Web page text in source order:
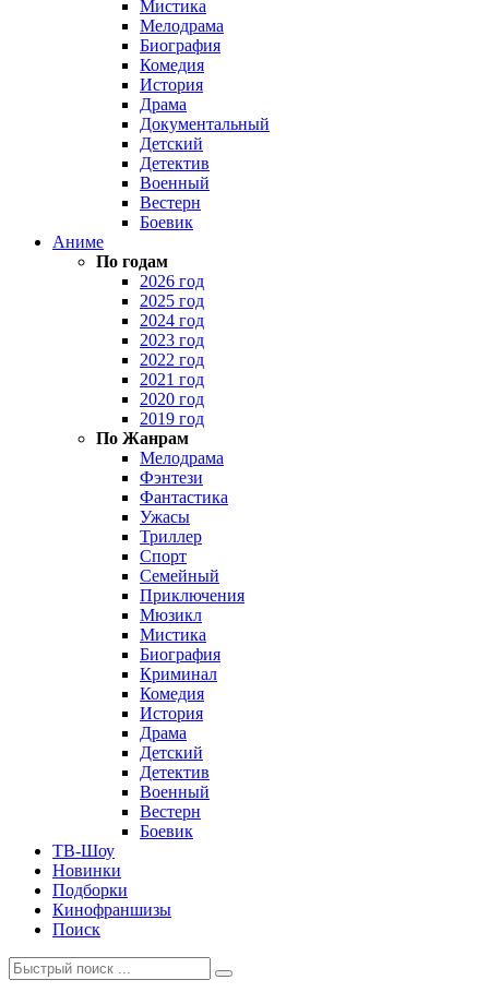
Мистика
Мелодрама
Биография
Комедия
История
Драма
Документальный
Детский
Детектив
Военный
Вестерн
Боевик
Аниме
По годам
2026 год
2025 год
2024 год
2023 год
2022 год
2021 год
2020 год
2019 год
По Жанрам
Мелодрама
Фэнтези
Фантастика
Ужасы
Триллер
Спорт
Семейный
Приключения
Мюзикл
Мистика
Биография
Криминал
Комедия
История
Драма
Детский
Детектив
Военный
Вестерн
Боевик
ТВ-Шоу
Новинки
Подборки
Кинофраншизы
Поиск